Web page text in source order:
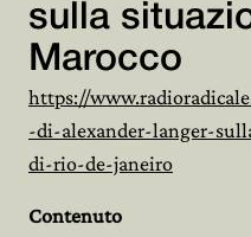
Archivio
Partecipa
sulla
Marocco
https://
-di-alexander-langer-
di-rio-de-janeiro
Contenuto